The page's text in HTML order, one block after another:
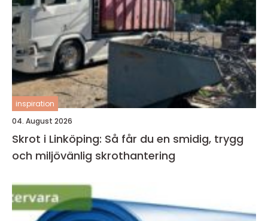
inspiration
04. August 2026
Skrot i Linköping: Så får du en smidig, trygg
och miljövänlig skrothantering